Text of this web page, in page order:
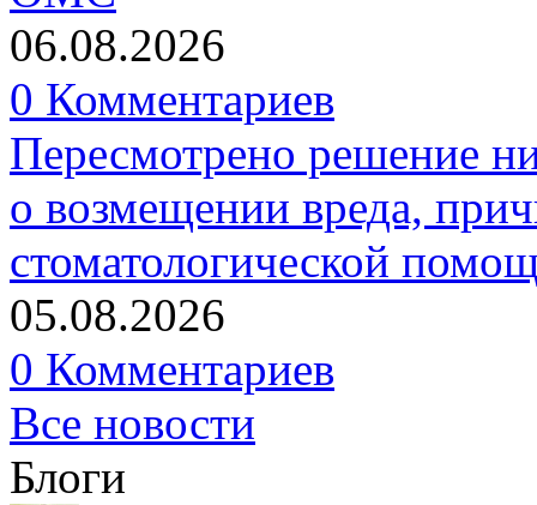
06.08.2026
0 Комментариев
Пересмотрено решение
о возмещении вреда,
стоматологической
05.08.2026
0 Комментариев
Все новости
Блоги